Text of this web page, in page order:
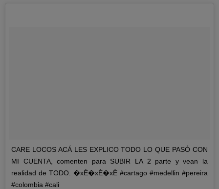
CARE LOCOS ACÁ LES EXPLICO TODO LO QUE PASÓ CON
MI CUENTA, comenten para SUBIR LA 2 parte y vean la
realidad de TODO. �xÈ�xÈ�xÈ #cartago #medellin #pereira
#colombia #cali